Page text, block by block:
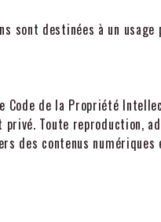
sont destinées à un
Code de la Propriété
Toute reproduction,
des contenus